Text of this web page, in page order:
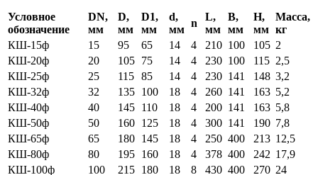
Условное
обозначение
DN,
мм
D,
мм
D1,
мм
d,
мм
n
L,
мм
B,
мм
H,
мм
Масса,
кг
КШ-15ф
15 95 65 14 4 210 100 105 2
КШ-20ф
20 105 75 14 4 230 100 115 2,5
КШ-25ф
25 115 85 14 4 230 141 148 3,2
КШ-32ф
32 135 100 18 4 260 141 163 5,2
КШ-40ф
40 145 110 18 4 200 141 163 5,8
КШ-50ф
50 160 125 18 4 300 141 190 7,8
КШ-65ф
65 180 145 18 4 250 400 213 12,5
КШ-80ф
80 195 160 18 4 378 400 242 17,9
КШ-100ф
100 215 180 18 8 430 400 270 24